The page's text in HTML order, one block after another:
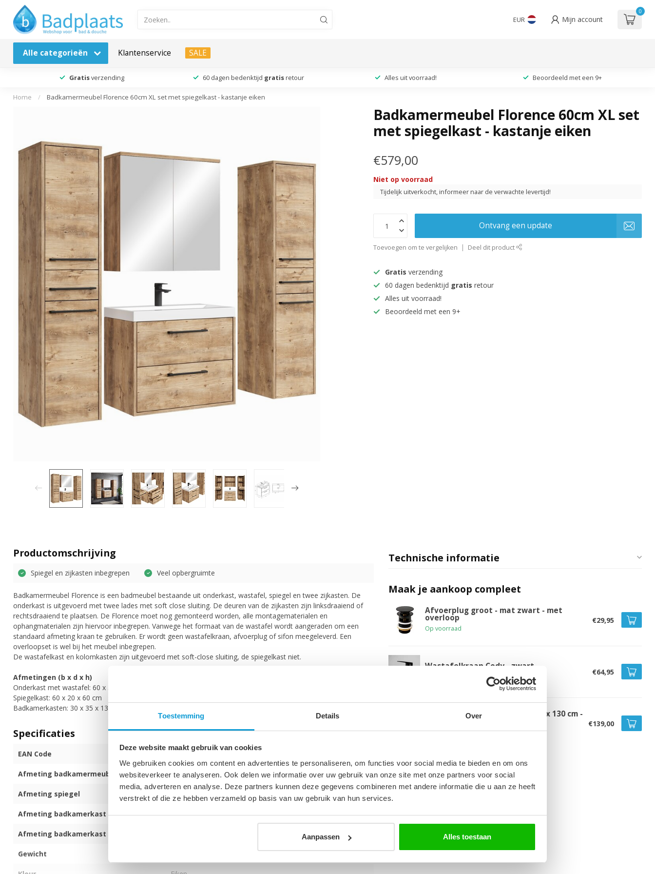
Toestemming Details Over
Deze website maakt gebruik van cookies
We gebruiken cookies om content en advertenties te personaliseren, om functies voor social media te bieden en om ons
websiteverkeer te analyseren. Ook delen we informatie over uw gebruik van onze site met onze partners voor social
media, adverteren en analyse. Deze partners kunnen deze gegevens combineren met andere informatie die u aan ze heeft
verstrekt of die ze hebben verzameld op basis van uw gebruik van hun services.
Aanpassen Alles toestaan
EUR Mijn account
0
Alle categorieën Klantenservice SALE
Gratisverzending 60 dagen bedenktijd gratis retour Alles uit voorraad! Beoordeeld met een 9+
Home / Badkamermeubel Florence 60cm XL set met spiegelkast - kastanje eiken
Badkamermeubel Florence 60cm XL set
met spiegelkast - kastanje eiken
€579,00
Niet op voorraad
Tijdelijk uitverkocht, informeer naar de verwachte levertijd!
Ontvang een update
Toevoegen om te vergelijken Deel dit product
Gratis verzending
60 dagen bedenktijd gratis retour
Alles uit voorraad!
Beoordeeld met een 9+
Productomschrijving
Spiegel en zijkasten inbegrepen Veel opbergruimte
Badkamermeubel Florence is een badmeubel bestaande uit onderkast, wastafel, spiegel en twee zijkasten. De
onderkast is uitgevoerd met twee lades met soft close sluiting. De deuren van de zijkasten zijn linksdraaiend of
rechtsdraaiend te plaatsen. De Florence moet nog gemonteerd worden, alle montagematerialen en
ophangmaterialen zijn hiervoor inbegrepen. Vanwege het formaat van de wastafel wordt aangeraden om een
standaard afmeting kraan te gebruiken. Er wordt geen wastafelkraan, afvoerplug of sifon meegeleverd. Een
overloopset is wel bij het meubel inbegrepen.
De wastafelkast en kolomkasten zijn uitgevoerd met soft-close sluiting, de spiegelkast niet.
Afmetingen (b x d x h)
Onderkast met wastafel: 60 x 35 x 51 cm
Spiegelkast: 60 x 20 x 60 cm
Badkamerkasten: 30 x 35 x 130 cm
Specificaties
EAN Code 8720171739494
Afmeting badkamermeubel (b x d x h) 60 x 35 x 51 cm
Afmeting spiegel 60 x 20 x 60 cm
Afmeting badkamerkast 30 x 35 x 130 cm
Afmeting badkamerkast
Gewicht
Technische informatie
Maak je aankoop compleet
Afvoerplug groot - mat zwart - met
overloop
Op voorraad
€29,95
Wastafelkraan Cody - zwart
€64,95
Badkamerkast Florence 30 x 35 x 130 cm -
kastanje eiken
Niet op voorraad
€139,00